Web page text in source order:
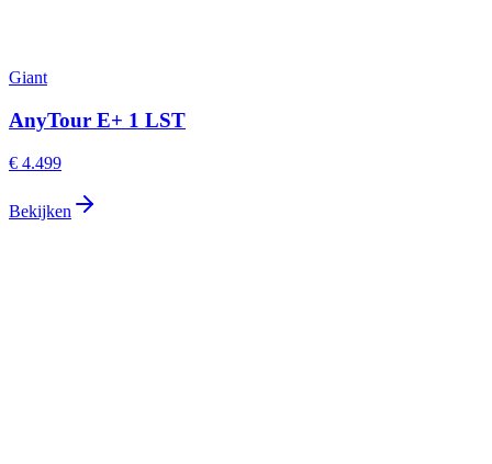
Giant
AnyTour E+ 1 LST
€ 4.499
Bekijken